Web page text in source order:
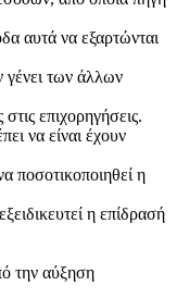
αυτά να εξαρτώνται
των άλλων
επιχορηγήσεις.
να είναι έχουν
ποσοτικοποιηθεί η
η επίδρασή
την αύξηση